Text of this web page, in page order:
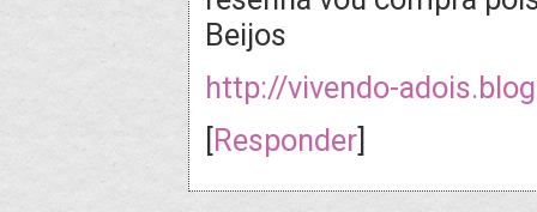
Beijos
http://vivendo-
[Responder]